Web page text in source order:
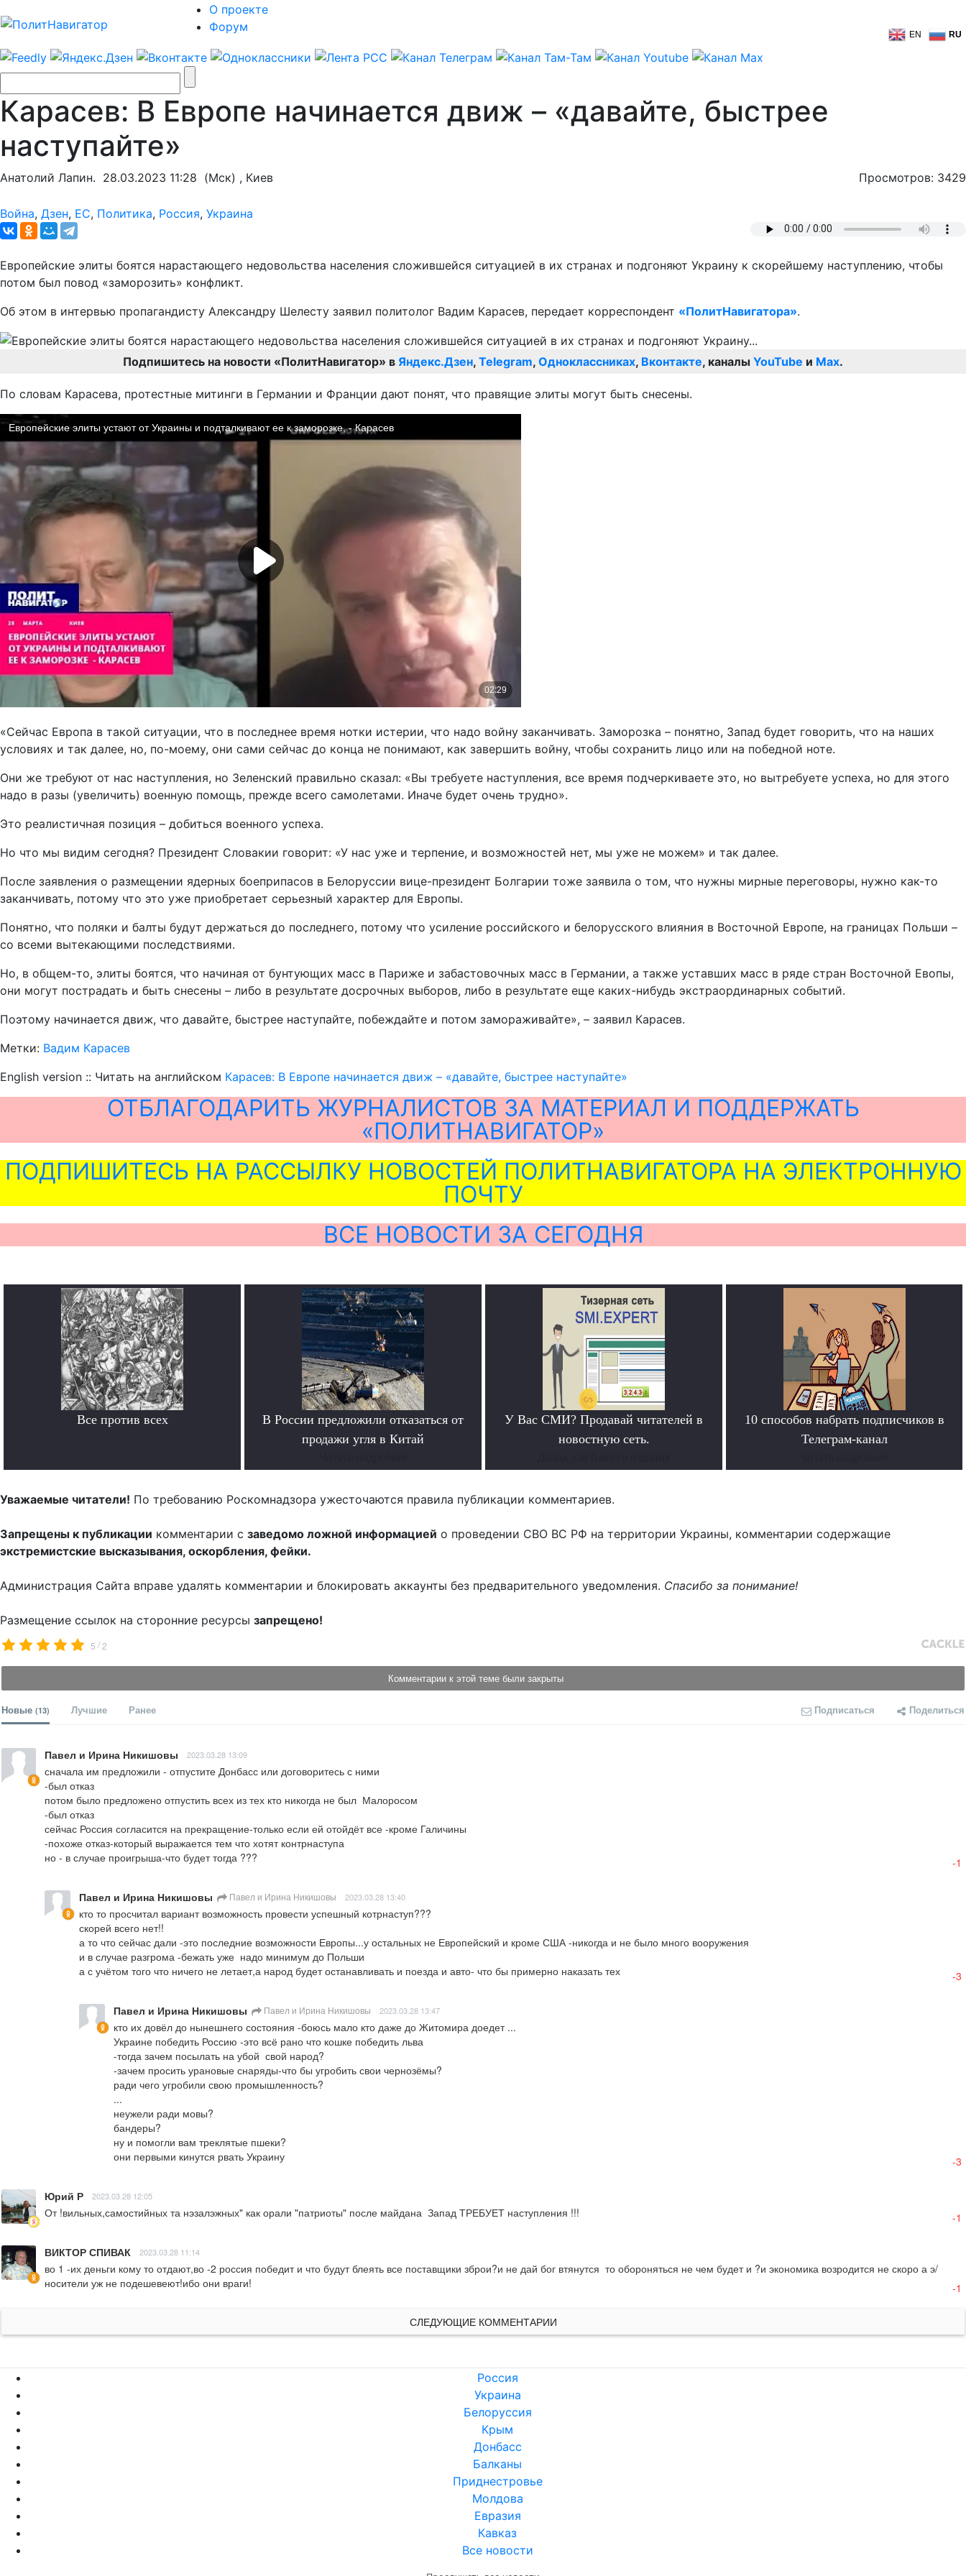
О проекте
Форум
EN RU
Карасев: В Европе начинается движ – «давайте, быстрее
наступайте»
Анатолий Лапин. 28.03.2023 11:28 (Мск) , Киев Просмотров: 3429
Война, Дзен, ЕС, Политика, Россия, Украина
Европейские элиты боятся нарастающего недовольства населения сложившейся ситуацией в их странах и подгоняют Украину к скорейшему наступлению, чтобы
потом был повод «заморозить» конфликт.
Об этом в интервью пропагандисту Александру Шелесту заявил политолог Вадим Карасев, передает корреспондент «ПолитНавигатора».
Подпишитесь на новости «ПолитНавигатор» в Яндекс.Дзен, Telegram, Одноклассниках, Вконтакте, каналы YouTube и Max.
По словам Карасева, протестные митинги в Германии и Франции дают понят, что правящие элиты могут быть снесены.
«Сейчас Европа в такой ситуации, что в последнее время нотки истерии, что надо войну заканчивать. Заморозка – понятно, Запад будет говорить, что на наших
условиях и так далее, но, по-моему, они сами сейчас до конца не понимают, как завершить войну, чтобы сохранить лицо или на победной ноте.
Они же требуют от нас наступления, но Зеленский правильно сказал: «Вы требуете наступления, все время подчеркиваете это, но вытребуете успеха, но для этого
надо в разы (увеличить) военную помощь, прежде всего самолетами. Иначе будет очень трудно».
Это реалистичная позиция – добиться военного успеха.
Но что мы видим сегодня? Президент Словакии говорит: «У нас уже и терпение, и возможностей нет, мы уже не можем» и так далее.
После заявления о размещении ядерных боеприпасов в Белоруссии вице-президент Болгарии тоже заявила о том, что нужны мирные переговоры, нужно как-то
заканчивать, потому что это уже приобретает серьезный характер для Европы.
Понятно, что поляки и балты будут держаться до последнего, потому что усиление российского и белорусского влияния в Восточной Европе, на границах Польши –
со всеми вытекающими последствиями.
Но, в общем-то, элиты боятся, что начиная от бунтующих масс в Париже и забастовочных масс в Германии, а также уставших масс в ряде стран Восточной Евопы,
они могут пострадать и быть снесены – либо в результате досрочных выборов, либо в результате еще каких-нибудь экстраординарных событий.
Поэтому начинается движ, что давайте, быстрее наступайте, побеждайте и потом замораживайте», – заявил Карасев.
Метки: Вадим Карасев
English version :: Читать на английском Карасев: В Европе начинается движ – «давайте, быстрее наступайте»
ОТБЛАГОДАРИТЬ ЖУРНАЛИСТОВ ЗА МАТЕРИАЛ И ПОДДЕРЖАТЬ
«ПОЛИТНАВИГАТОР»
ПОДПИШИТЕСЬ НА РАССЫЛКУ НОВОСТЕЙ ПОЛИТНАВИГАТОРА НА ЭЛЕКТРОННУЮ
ПОЧТУ
ВСЕ НОВОСТИ ЗА СЕГОДНЯ
Все против всех
В России предложили отказаться от
продажи угля в Китай
У Вас СМИ? Продавай читателей в
новостную сеть.
10 способов набрать подписчиков в
Телеграм-канал
Уважаемые читатели! По требованию Роскомнадзора ужесточаются правила публикации комментариев.
Запрещены к публикации комментарии с заведомо ложной информацией о проведении СВО ВС РФ на территории Украины, комментарии содержащие
экстремистские высказывания, оскорбления, фейки.
Администрация Сайта вправе удалять комментарии и блокировать аккаунты без предварительного уведомления. Спасибо за понимание!
Размещение ссылок на сторонние ресурсы запрещено!
5 /2
Комментарии к этой теме были закрыты
Новые (13) Лучшие Ранее Подписаться Поделиться
Павел и Ирина Никишовы 2023.03.28 13:09
сначала им предложили - отпустите Донбасс или договоритесь с ними
-был отказ
потом было предложено отпустить всех из тех кто никогда не был  Малоросом
-был отказ
сейчас Россия согласится на прекращение-только если ей отойдёт все -кроме Галичины
-похоже отказ-который выражается тем что хотят контрнаступа
но - в случае проигрыша-что будет тогда ???
-1
Павел и Ирина Никишовы Павел и Ирина Никишовы 2023.03.28 13:40
кто то просчитал вариант возможность провести успешный котрнаступ???
скорей всего нет!!
а то что сейчас дали -это последние возможности Европы...у остальных не Европейский и кроме США -никогда и не было много вооружения
и в случае разгрома -бежать уже  надо минимум до Польши
а с учётом того что ничего не летает,а народ будет останавливать и поезда и авто- что бы примерно наказать тех
-3
Павел и Ирина Никишовы Павел и Ирина Никишовы 2023.03.28 13:47
кто их довёл до нынешнего состояния -боюсь мало кто даже до Житомира доедет ...
Украине победить Россию -это всё рано что кошке победить льва
-тогда зачем посылать на убой  свой народ?
-зачем просить урановые снаряды-что бы угробить свои чернозёмы?
ради чего угробили свою промышленность?
...
неужели ради мовы?
бандеры?
ну и помогли вам треклятые пшеки?
они первыми кинутся рвать Украину
-3
Юрий Р 2023.03.28 12:05
От !вильных,самостийных та нэзалэжных" как орали "патриоты" после майдана  Запад ТРЕБУЕТ наступления !!! -1
ВИКТОР СПИВАК 2023.03.28 11:14
во 1 -их деньги кому то отдают,во -2 россия победит и что будут блеять все поставщики зброи?и не дай бог втянутся  то обороняться не чем будет и ?и экономика возродится не скоро а э/
носители уж не подешевеют!ибо они враги!
-1
СЛЕДУЮЩИЕ КОММЕНТАРИИ
Россия
Украина
Белоруссия
Крым
Донбасс
Балканы
Приднестровье
Молдова
Евразия
Кавказ
Все новости